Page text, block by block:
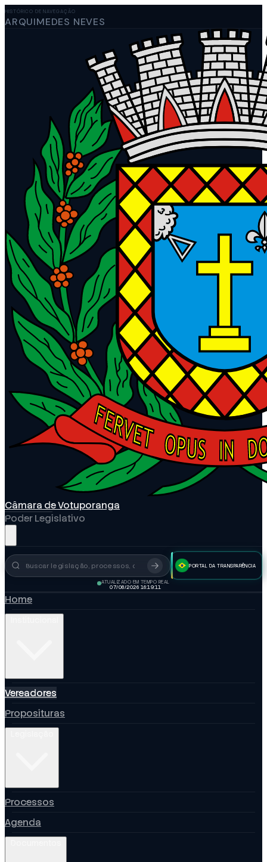
HISTÓRICO DE NAVEGAÇÃO
ARQUIMEDES NEVES
Câmara de Votuporanga
Poder Legislativo
Busca no portal PORTAL DA TRANSPARÊNCIA
ATUALIZADO EM TEMPO REAL
07/08/2026 16:19:12
Home
Vereadores
Proposituras
Processos
Agenda